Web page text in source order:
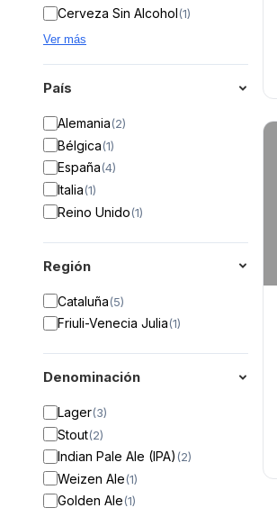
Cerveza Sin Alcohol(1)
Ver más
País
Alemania(2)
Bélgica(1)
España(4)
Italia(1)
Reino Unido(1)
Región
Cataluña(5)
Friuli-Venecia Julia(1)
Denominación
Lager(3)
Stout(2)
Indian Pale Ale (IPA) (2)
Weizen Ale(1)
Golden Ale(1)